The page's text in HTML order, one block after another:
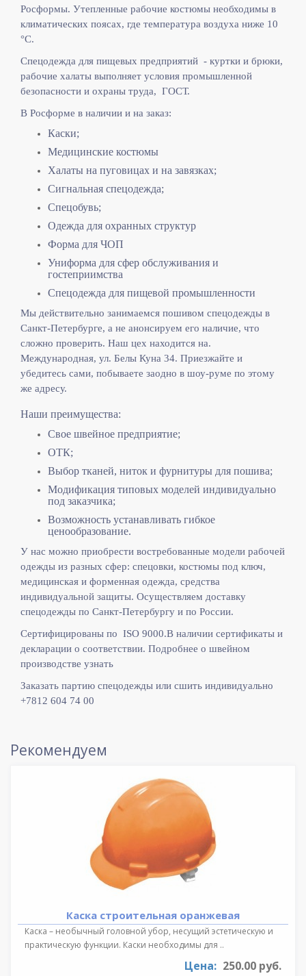
Росформы. Утепленные рабочие костюмы необходимы в
климатических поясах, где температура воздуха ниже 10
°C.
Спецодежда для пищевых предприятий - куртки и брюки,
рабочие халаты выполняет условия промышленной
безопасности и охраны труда, ГОСТ.
В Росформе в наличии и на заказ:
Каски;
Медицинские костюмы
Халаты на пуговицах и на завязках;
Сигнальная спецодежда;
Спецобувь;
Одежда для охранных структур
Форма для ЧОП
Униформа для сфер обслуживания и
гостеприимства
Спецодежда для пищевой промышленности
Мы действительно занимаемся пошивом спецодежды в
Санкт-Петербурге, а не анонсируем его наличие, что
сложно проверить. Наш цех находится на.
Международная, ул. Белы Куна 34. Приезжайте и
убедитесь сами, побываете заодно в шоу-руме по этому
же адресу.
Наши преимущества:
Свое швейное предприятие;
ОТК;
Выбор тканей, ниток и фурнитуры для пошива;
Модификация типовых моделей индивидуально
под заказчика;
Возможность устанавливать гибкое
ценообразование.
У нас можно приобрести востребованные модели рабочей
одежды из разных сфер: спецовки, костюмы под ключ,
медицинская и форменная одежда, средства
индивидуальной защиты. Осуществляем доставку
спецодежды по Санкт-Петербургу и по России.
Сертифицированы по ISO 9000.В наличии сертификаты и
декларации о соответствии. Подробнее о швейном
производстве узнать
Заказать партию спецодежды или сшить индивидуально
+7812 604 74 00
Рекомендуем
Каска строительная оранжевая
Каска – необычный головной убор, несущий эстетическую и
практическую функции. Каски необходимы для ..
Цена: 250.00 руб.